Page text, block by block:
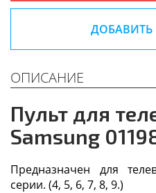
ДОБАВИТЬ
ОПИСАНИЕ
Пульт для
Samsung
Предназначен для
серии. (4, 5, 6, 7, 8, 9.)